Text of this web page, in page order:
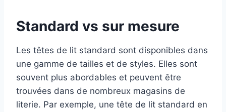
Standard vs sur mesure
Les têtes de lit standard sont disponibles dans
une gamme de tailles et de styles. Elles sont
souvent plus abordables et peuvent être
trouvées dans de nombreux magasins de
literie. Par exemple, une tête de lit standard en